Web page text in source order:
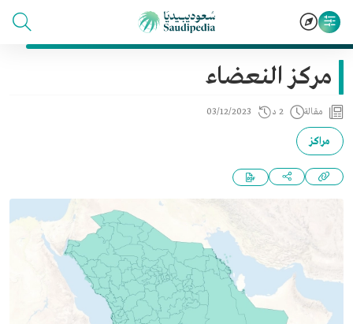
مركز النعضاء
مقالة 2 د 03/12/2023
مراكز